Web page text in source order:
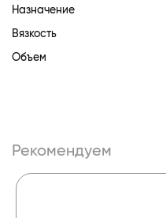
Назначение
Вязкость
Объем
Рекомендуем